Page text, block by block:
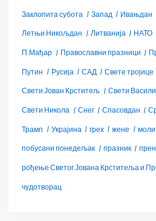
Заклопита субота Запад Ивањдан
Летњи Никољдан
Литванија НАТО
П.Мађар
Православни празници
Путин
Русија САД
Свете тројице
Свети Јован Крститељ
Свети
Свети Никола
Снег Спасовдан
Трамп
Украјина грех жене
побусани понедељак
празник
рођење Светог Јована Крститеља и
чудотворац